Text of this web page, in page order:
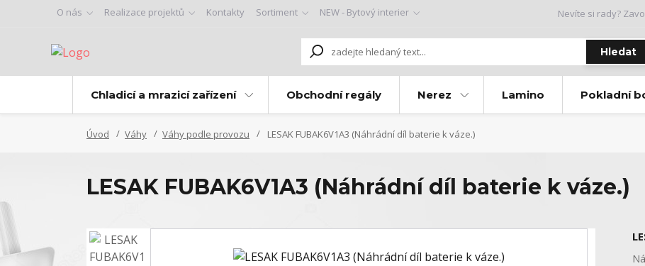
O nás Realizace projektů Kontakty Sortiment NEW - Bytový interier
Hledat
Nevíte si rady?
Chladicí a mrazicí zařízení Obchodní regály Nerez Lamino Pokladní
Úvod Váhy Váhy podle provozu LESAK FUBAK6V1A3 (Náhrádní díl baterie k váze.)
LESAK FUBAK6V1A3 (Náhrádní díl baterie k váze.)